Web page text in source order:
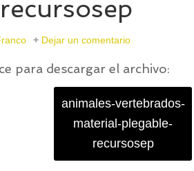
Dejar un comentario
para descargar el archivo:
animales-vertebrados-
material-plegable-
recursosep